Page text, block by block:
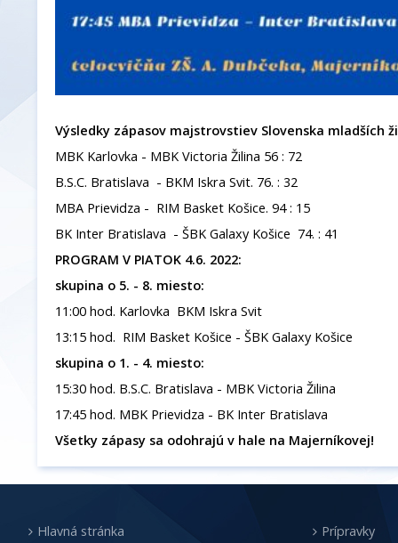
Výsledky zápasov majstrovstiev Slovenska mladších
MBK Karlovka - MBK Victoria Žilina 56 : 72
B.S.C. Bratislava - BKM Iskra Svit. 76. : 32
MBA Prievidza - RIM Basket Košice. 94 : 15
BK Inter Bratislava - ŠBK Galaxy Košice 74. : 41
PROGRAM V PIATOK 4.6. 2022:
skupina o 5. - 8. miesto:
11:00 hod. Karlovka BKM Iskra Svit
13:15 hod. RIM Basket Košice - ŠBK Galaxy Košice
skupina o 1. - 4. miesto:
15:30 hod. B.S.C. Bratislava - MBK Victoria Žilina
17:45 hod. MBK Prievidza - BK Inter Bratislava
Všetky zápasy sa odohrajú v hale na Majerníkovej!
Hlavná stránka
Prípravky